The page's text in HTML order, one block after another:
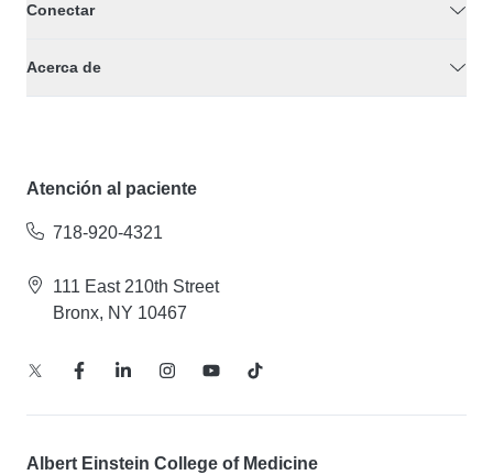
Conectar
Acerca de
Atención al paciente
718-920-4321
111 East 210th Street
Bronx, NY 10467
Albert Einstein College of Medicine